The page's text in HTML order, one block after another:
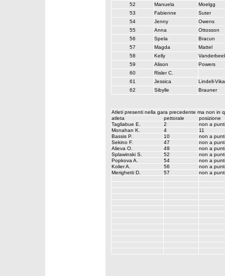
52
Manuela
Moelgg
53
Fabienne
Suter
54
Jenny
Owens
55
Anna
Ottosson
56
Spela
Bracun
57
Magda
Mattel
58
Kelly
59
Alison
Powers
60
Risler C.
61
Jessica
Lindell-
62
Sibylle Brauner
Atleti presenti nella gara precedente ma non in
atleta
pettorale
posizione
Tagliabue E.
2
non a punti
Monahan K.
4
11
Bassis P.
10
non a punti
Sekino F.
47
non a punti
Alieva O.
49
non a punti
Splawinski S.
52
non a punti
Popkova A.
54
non a punti
Kolier A.
56
non a punti
Merighetti D.
57 non a punti